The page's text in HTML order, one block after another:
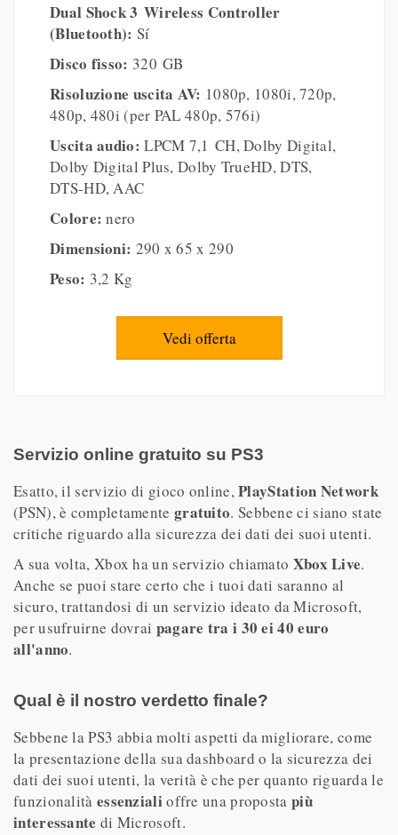
Dual Shock 3 Wireless Controller
(Bluetooth): Sí
Disco fisso: 320 GB
Risoluzione uscita AV: 1080p, 1080i, 720p,
480p, 480i (per PAL 480p, 576i)
Uscita audio: LPCM 7,1 CH, Dolby Digital,
Dolby Digital Plus, Dolby TrueHD, DTS,
DTS-HD, AAC
Colore: nero
Dimensioni: 290 x 65 x 290
Peso: 3,2 Kg
Vedi offerta
Servizio online gratuito su PS3
Esatto, il servizio di gioco online,PlayStation Network
(PSN), è completamente gratuito. Sebbene ci siano state
critiche riguardo alla sicurezza dei dati dei suoi utenti.
A sua volta, Xbox ha un servizio chiamato Xbox Live.
Anche se puoi stare certo che i tuoi dati saranno al
sicuro, trattandosi di un servizio ideato da Microsoft,
per usufruirne dovrai pagare tra i 30 ei 40 euro
all'anno.
Qual è il nostro verdetto finale?
Sebbene la PS3 abbia molti aspetti da migliorare, come
la presentazione della sua dashboard o la sicurezza dei
dati dei suoi utenti, la verità è che per quanto riguarda le
funzionalità essenzialioffre una proposta più
interessante di Microsoft.